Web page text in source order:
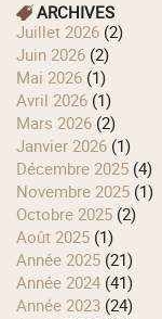
ARCHIVES
juillet 2026 (2)
juin 2026 (2)
mai 2026 (1)
avril 2026 (1)
mars 2026 (2)
janvier 2026 (1)
décembre 2025 (4)
novembre 2025 (1)
octobre 2025 (2)
août 2025 (1)
année 2025 (21)
année 2024 (41)
année 2023 (24)